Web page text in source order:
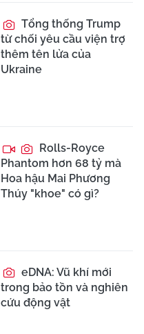
Tổng thống Trump
từ chối yêu cầu viện trợ
thêm tên lửa của
Ukraine
Rolls-Royce
Phantom hơn 68 tỷ mà
Hoa hậu Mai Phương
Thúy "khoe" có gì?
eDNA: Vũ khí mới
trong bảo tồn và nghiên
cứu động vật